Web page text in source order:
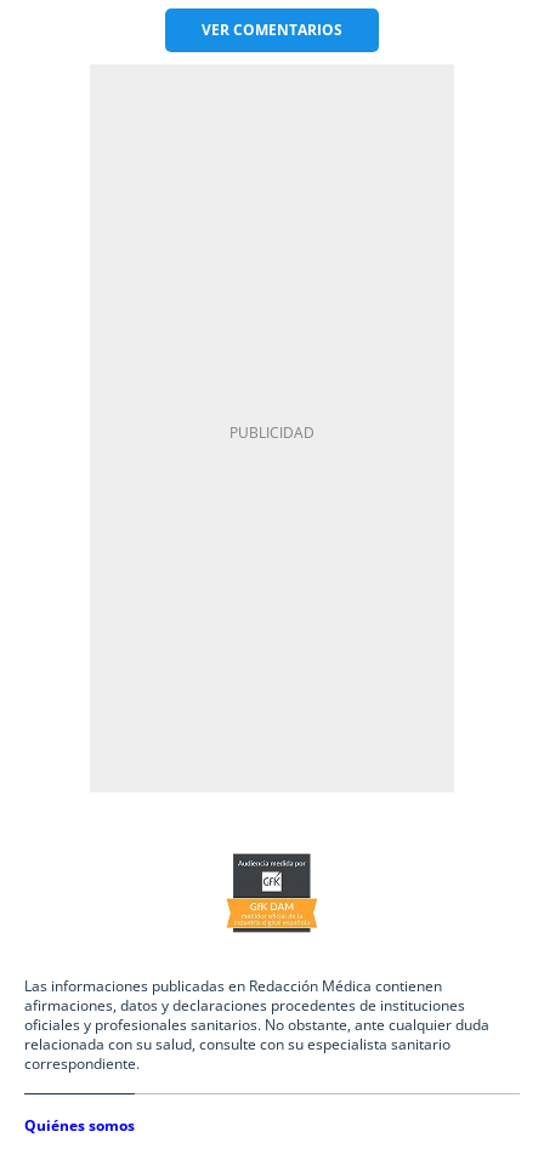
VERCOMENTARIOS
Las informaciones publicadas en Redacción Médica contienen
afirmaciones, datos y declaraciones procedentes de instituciones
oficiales y profesionales sanitarios. No obstante, ante cualquier duda
relacionada con su salud, consulte con su especialista sanitario
correspondiente.
Quiénes somos